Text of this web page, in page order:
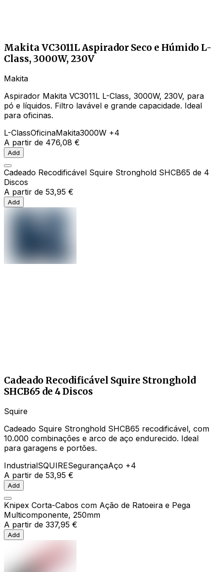
Makita VC3011L Aspirador Seco e Húmido L-
Class, 3000W, 230V
Makita
Aspirador Makita VC3011L L-Class, 3000W, 230V, para
pó e líquidos. Filtro lavável e grande capacidade. Ideal
para oficinas.
L-ClassOficinaMakita3000W +4
A partir de 476,08 €
Add
Cadeado Recodificável Squire Stronghold SHCB65 de 4
Discos
A partir de 53,95 €
Add
Cadeado Recodificável Squire Stronghold
SHCB65 de 4 Discos
Squire
Cadeado Squire Stronghold SHCB65 recodificável, com
10.000 combinações e arco de aço endurecido. Ideal
para garagens e portões.
IndustrialSQUIRESegurançaAço +4
A partir de 53,95 €
Add
Knipex Corta-Cabos com Ação de Ratoeira e Pega
Multicomponente, 250mm
A partir de 337,95 €
Add